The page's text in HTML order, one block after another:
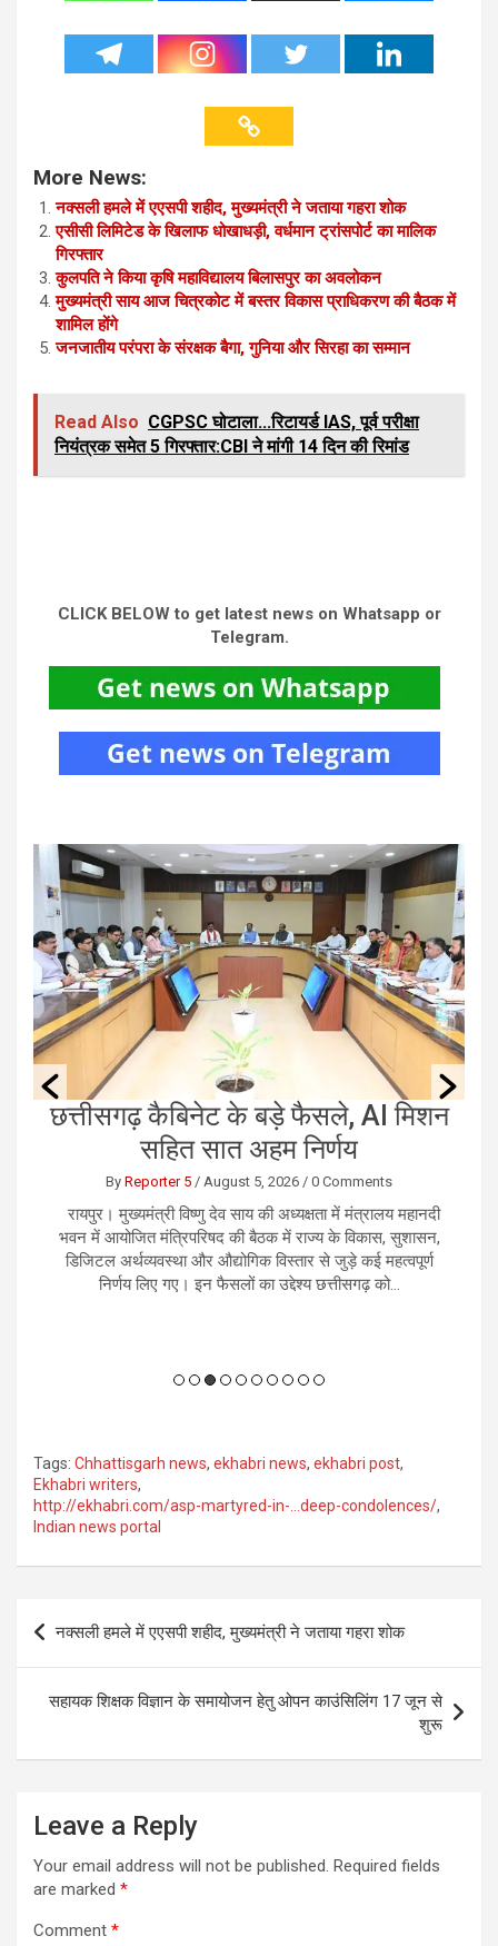
More News:
नक्सली हमले में एएसपी शहीद, मुख्यमंत्री ने जताया गहरा शोक
एसीसी लिमिटेड के खिलाफ धोखाधड़ी, वर्धमान ट्रांसपोर्ट का मालिक
गिरफ्तार
कुलपति ने किया कृषि महाविद्यालय बिलासपुर का अवलोकन
मुख्यमंत्री साय आज चित्रकोट में बस्तर विकास प्राधिकरण की बैठक में
शामिल होंगे
जनजातीय परंपरा के संरक्षक बैगा, गुनिया और सिरहा का सम्मान
Read Also CGPSC घोटाला...रिटायर्ड IAS, पूर्व परीक्षा
नियंत्रक समेत 5 गिरफ्तार:CBI ने मांगी 14 दिन की रिमांड
CLICK BELOW to get latest news on Whatsapp or
Telegram.
छत्तीसगढ़ कैबिनेट के बड़े फैसले, AI मिशन
सहित सात अहम निर्णय
By Reporter 5 / August 5, 2026 / 0 Comments
रायपुर। मुख्यमंत्री विष्णु देव साय की अध्यक्षता में मंत्रालय महानदी
भवन में आयोजित मंत्रिपरिषद की बैठक में राज्य के विकास, सुशासन,
डिजिटल अर्थव्यवस्था और औद्योगिक विस्तार से जुड़े कई महत्वपूर्ण
निर्णय लिए गए। इन फैसलों का उद्देश्य छत्तीसगढ़ को...
Tags: Chhattisgarh news, ekhabri news, ekhabri post,
Ekhabri writers,
http://ekhabri.com/asp-martyred-in-…deep-condolences/,
Indian news portal
Post
navigation
नक्सली हमले में एएसपी शहीद, मुख्यमंत्री ने जताया गहरा शोक
सहायक शिक्षक विज्ञान के समायोजन हेतु ओपन काउंसिलिंग 17 जून से
शुरू
Leave a Reply
Your email address will not be published. Required fields
are marked *
Comment *